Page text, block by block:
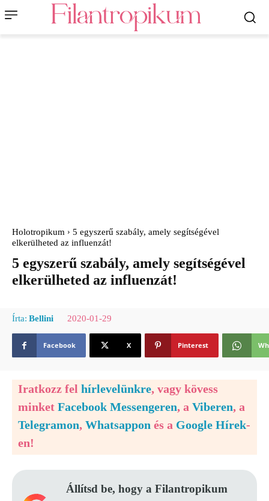
Holotropikum
5 egyszerű szabály, amely segítségével
elkerülheted az influenzát!
5 egyszerű szabály, amely segítségével
elkerülheted az influenzát!
Írta: Bellini 2020-01-29
Facebook X Pinterest
Iratkozz fel hírlevelünkre, vagy kövess
minket Facebook Messengeren, a Viberen, a
Telegramon, Whatsappon és a Google Hírek-
en!
Állítsd be, hogy a Filantropikum